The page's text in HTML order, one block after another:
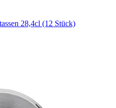
28,4cl (12 Stück)